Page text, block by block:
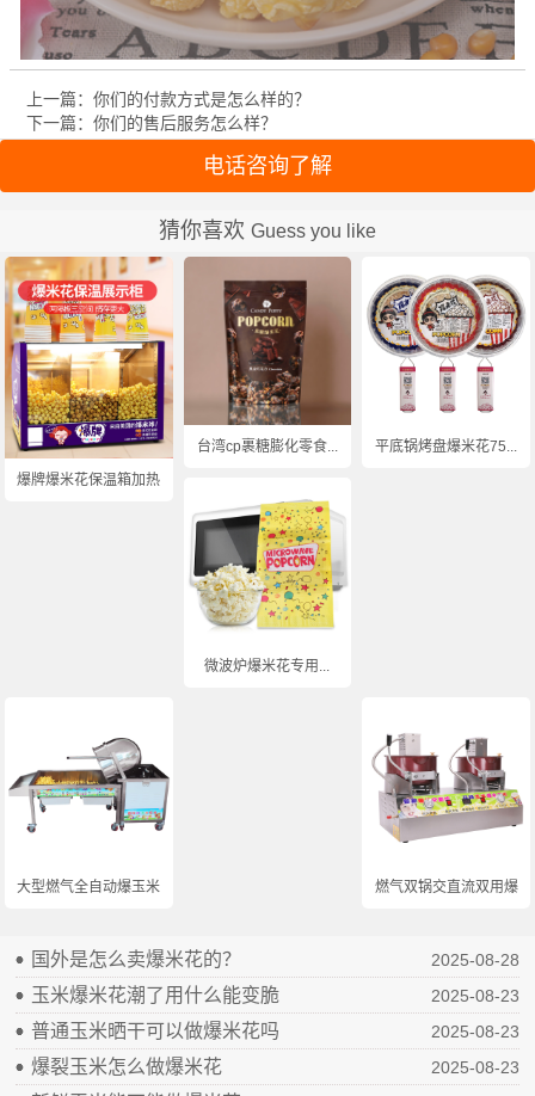
上一篇：你们的付款方式是怎么样的？
下一篇：你们的售后服务怎么样？
电话咨询了解
猜你喜欢 Guess you like
爆牌爆米花保温箱加热...
台湾cp裹糖膨化零食... 平底锅烤盘爆米花75...
微波炉爆米花专用...
大型燃气全自动爆玉米... 燃气双锅交直流双用爆...
国外是怎么卖爆米花的？ 2025-08-28
玉米爆米花潮了用什么能变脆 2025-08-23
普通玉米晒干可以做爆米花吗 2025-08-23
爆裂玉米怎么做爆米花 2025-08-23